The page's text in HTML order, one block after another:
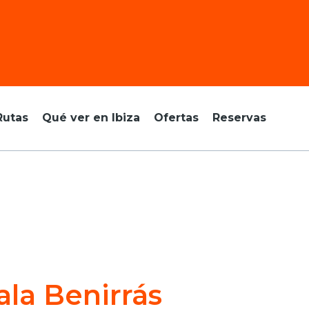
Qué ver en Ibiza Ofertas Reservas
Benirrás